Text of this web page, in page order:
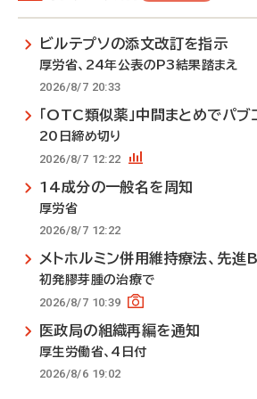
ビルテプソの添文改訂を指示
厚労省、24年公表のP3結果踏まえ
2026/8/7 20:33
「OTC類似薬」中間まとめでパブ
20日締め切り
2026/8/7 12:22
14成分の一般名を周知
厚労省
2026/8/7 12:22
メトホルミン併用維持療法、先進
初発膠芽腫の治療で
2026/8/7 10:39
医政局の組織再編を通知
厚生労働省、4日付
2026/8/6 19:02